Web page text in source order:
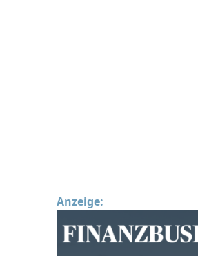
Anzeige: